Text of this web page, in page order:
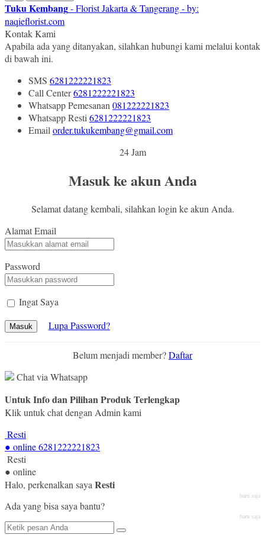
Tuku Kembang- Florist Jakarta & Tangerang - by:
naqieflorist.com
Kontak Kami
Apabila ada yang ditanyakan, silahkan hubungi kami melalui kontak
di bawah ini.
SMS 6281222221823
Call Center6281222221823
WhatsappPemesanan 081222221823
WhatsappResti 6281222221823
Email order.tukukembang@gmail.com
24 Jam
Masuk ke akun Anda
Selamat datang kembali, silahkan login ke akun Anda.
Alamat Email
Password
Ingat Saya
Masuk Lupa Password?
Belum menjadi member?Daftar
Chat via Whatsapp
Untuk Info dan Pilihan Produk Terlengkap
Klik untuk chat dengan Admin kami
Resti
● online6281222221823
Resti
● online
Halo, perkenalkan saya Resti
baru saja
Ada yang bisa saya bantu?
baru saja